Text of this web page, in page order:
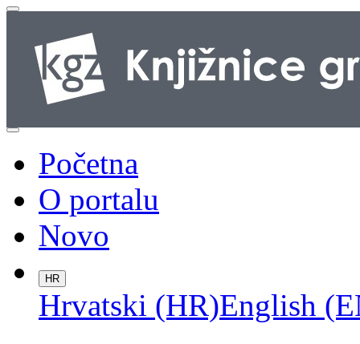
Početna
O portalu
Novo
HR
Hrvatski (HR)English